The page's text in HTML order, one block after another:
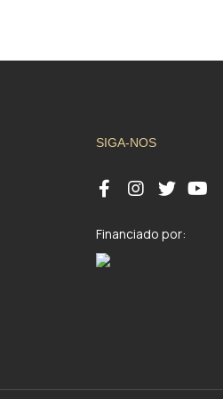
SIGA-NOS
Financiado por: